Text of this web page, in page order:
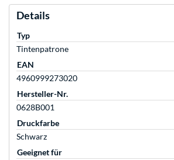
Details
Typ
Tintenpatrone
EAN
4960999273020
Hersteller-Nr.
0628B001
Druckfarbe
Schwarz
Geeignet für